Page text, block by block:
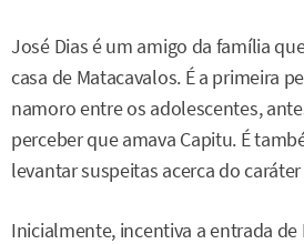
José Dias é um amigo da família
casa de Matacavalos. É a primeira
namoro entre os adolescentes,
perceber que amava Capitu. É
levantar suspeitas acerca do
Inicialmente, incentiva a entrada